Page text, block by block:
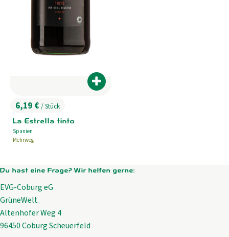
, Preis:
6,19 € / Stück
La Estrella tinto
, Herkunft:
Spanien
Mehrweg
Produkt zum Warenkorb hinzufügen
Du hast eine Frage? Wir helfen gerne:
EVG-Coburg eG
GrüneWelt
Altenhofer Weg 4
96450 Coburg Scheuerfeld